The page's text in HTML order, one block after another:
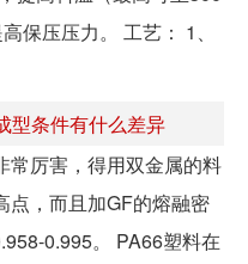
保压压力。 工艺： 1、
型条件有什么差异
常厉害，得用双金属的料
点，而且加GF的熔融密
0.995。 PA66塑料在